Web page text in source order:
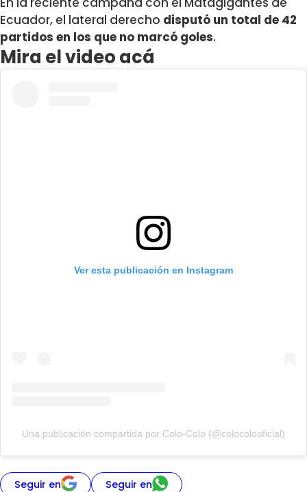
Ecuador, el lateral derecho disputó un total de 42
partidos en los que no marcó goles.
Mira el video acá
Ver esta publicación en Instagram
Una publicación compartida por Colo-Colo (@colocolooficial)
Seguir en Seguir en